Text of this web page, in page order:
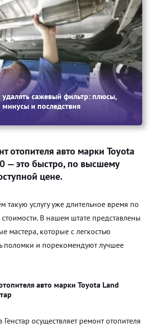
сажевый фильтр: плюсы,
минусы и последствия
отопителя авто марки Toyota
— это быстро, по высшему
цене.
такую услугу уже длительное время по
В нашем штате представлены
мастера, которые с легкостью
поломки и порекомендуют лучшее
авто марки Toyota Land
Генстар осуществляет ремонт отопителя